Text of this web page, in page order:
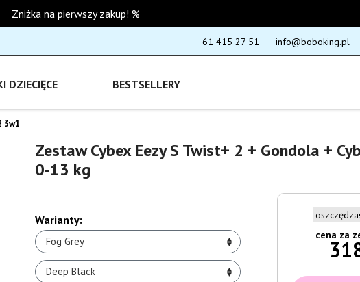
Zniżka na pierwszy zakup! %
61 415 27 51 info@boboking.pl
DZIECIĘCE BESTSELLERY
3w1
Zestaw Cybex Eezy S Twist+ 2 + Gondola +
0-13 kg
Warianty:
Fog Grey
Deep Black
cena za